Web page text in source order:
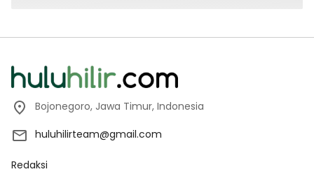
Bojonegoro, Jawa Timur, Indonesia
huluhilirteam@gmail.com
Redaksi